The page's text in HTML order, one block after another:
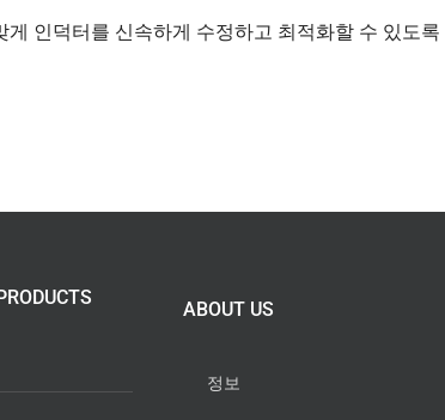
인덕터를 신속하게 수정하고 최적화할 수 있도록
ABOUT US
정보